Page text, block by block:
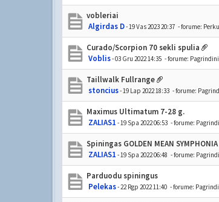
vobleriai
Algirdas D- 19 Vas 2023 20:37 - forume: Perku
Curado/Scorpion 70 sekli spulia
Voblis- 03 Gru 2022 14:35 - forume:
Taillwalk Fullrange
stoncius- 19 Lap 2022 18:33 - forume:
Maximus Ultimatum 7-28 g.
ZALIAS1 - 19 Spa 2022 06:53 - forume:
Spiningas GOLDEN MEAN
ZALIAS1 - 19 Spa 2022 06:48 - forume:
Parduodu spiningus
Pelekas- 22 Rgp 2022 11:40 - forume: